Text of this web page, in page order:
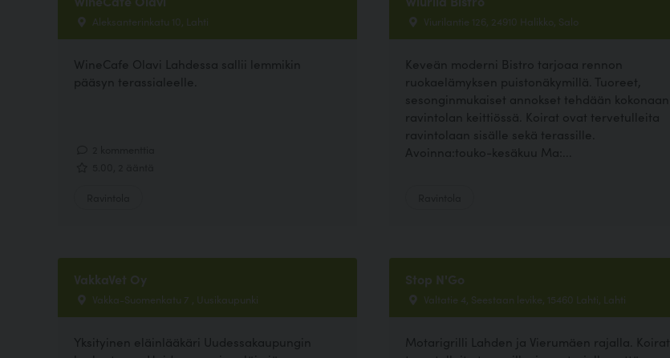
Aleksanterinkatu 10, Lahti
WineCafe Olavi Lahdessa sallii lemmikin
pääsyn terassialeelle.
Viurilantie 126, 24910 Halikko, Salo
Keveän moderni Bistro tarjoaa rennon
ruokaelämyksen puistonäkymillä. Tuoreet,
sesonginmukaiset annokset tehdään kokonaan
ravintolan keittiössä. Koirat ovat tervetulleita
ravintolaan sisälle sekä terassille.
Avoinna:touko-kesäkuu Ma:...
VakkaVet Oy
Vakka-Suomenkatu 7 , Uusikaupunki
Yksityinen eläinlääkäri Uudessakaupungin
Stop N'Go
Valtatie 4, Seestaan levike, 15460 Lahti, Lahti
Motarigrilli Lahden ja Vierumäen rajalla. Koirat